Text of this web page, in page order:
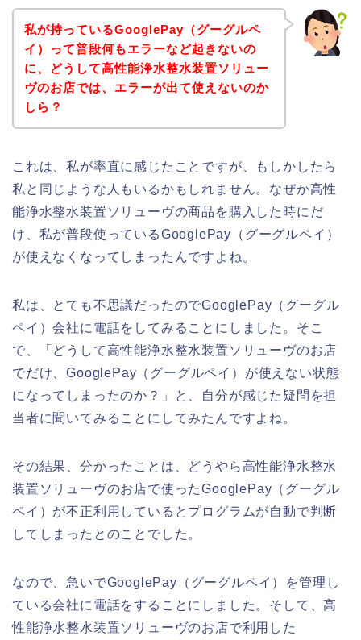
私が持っているGooglePay（グーグルペ
イ）って普段何もエラーなど起きないの
に、どうして高性能浄水整水装置ソリュー
ヴのお店では、エラーが出て使えないのか
しら？
これは、私が率直に感じたことですが、もしかしたら
私と同じような人もいるかもしれません。なぜか高性
能浄水整水装置ソリューヴの商品を購入した時にだ
け、私が普段使っているGooglePay（グーグルペイ）
が使えなくなってしまったんですよね。
私は、とても不思議だったのでGooglePay（グーグル
ペイ）会社に電話をしてみることにしました。そこ
で、「どうして高性能浄水整水装置ソリューヴのお店
でだけ、GooglePay（グーグルペイ）が使えない状態
になってしまったのか？」と、自分が感じた疑問を担
当者に聞いてみることにしてみたんですよね。
その結果、分かったことは、どうやら高性能浄水整水
装置ソリューヴのお店で使ったGooglePay（グーグル
ペイ）が不正利用しているとプログラムが自動で判断
してしまったとのことでした。
なので、急いでGooglePay（グーグルペイ）を管理し
ている会社に電話をすることにしました。そして、高
性能浄水整水装置ソリューヴのお店で利用した